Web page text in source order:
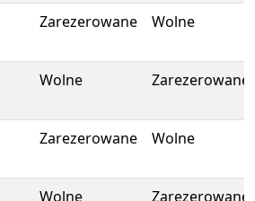
Zarezerowane Wolne
Wolne Zarezerowane
Zarezerowane Wolne
Wolne Zarezerowane